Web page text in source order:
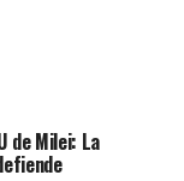
de Milei: La